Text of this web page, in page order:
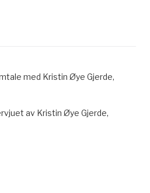
med Kristin Øye Gjerde,
av Kristin Øye Gjerde,